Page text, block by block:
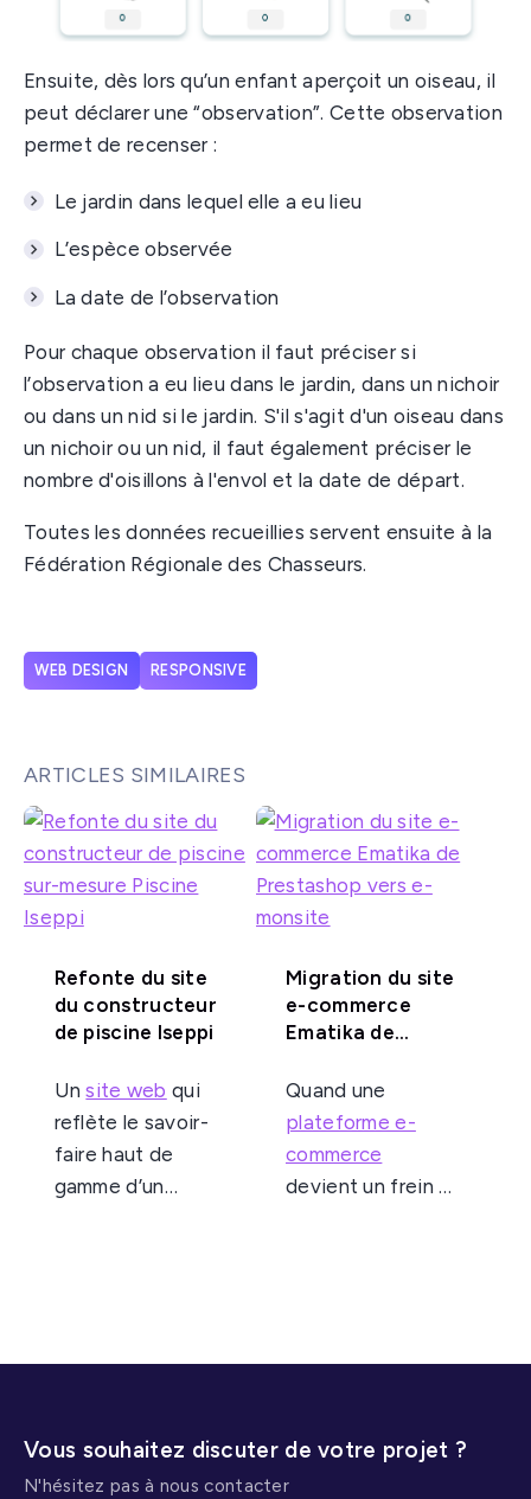
Ensuite, dès lors qu’un enfant aperçoit un oiseau, il
peut déclarer une “observation”. Cette observation
permet de recenser :
Le jardin dans lequel elle a eu lieu
L’espèce observée
La date de l’observation
Pour chaque observation il faut préciser si
l’observation a eu lieu dans le jardin, dans un nichoir
ou dans un nid si le jardin. S'il s'agit d'un oiseau dans
un nichoir ou un nid, il faut également préciser le
nombre d'oisillons à l'envol et la date de départ.
Toutes les données recueillies servent ensuite à la
Fédération Régionale des Chasseurs.
WEB DESIGN RESPONSIVE
ARTICLES SIMILAIRES
Refonte du site
du constructeur
de piscine Iseppi
Unsite web qui
reflète le savoir-
faire haut de
gamme d’un
Migration du site
e-commerce
Ematika de
e-monsite
Quand une
plateforme e-
commerce
devient un frein à
professionnel, la
Vous souhaitez discuter de votre projet ?
N'hésitez pas à nous contacter